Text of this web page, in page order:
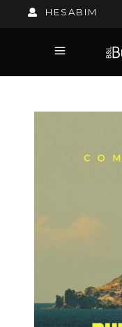
HESABIM